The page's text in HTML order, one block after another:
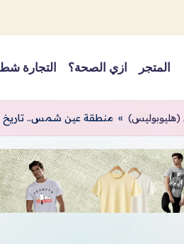
المتجر ازي الصحة؟ التجارة
(هليوبوليس) » منطقة عين شمس.. تاريخ